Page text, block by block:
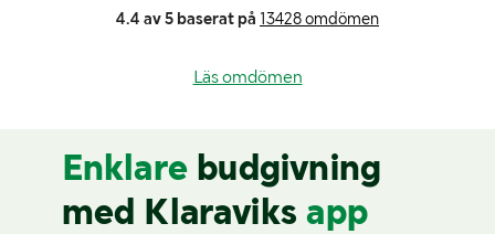
4.4 av 5 baserat på 13428 omdömen
Läs omdömen
Enklare budgivning
med Klaraviks app